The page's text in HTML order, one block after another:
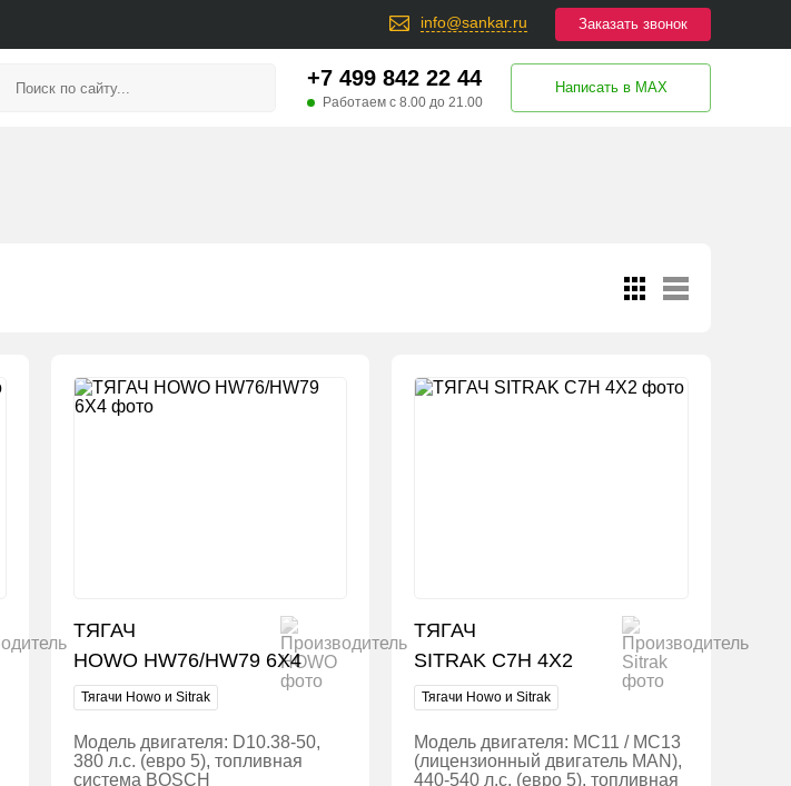
info@sankar.ru Заказать звонок
+7 499 842 22 44
Работаем с 8.00 до 21.00
Написать в MAX
ТЯГАЧ
HOWO HW76/HW79 6X4
Тягачи Howo и Sitrak
Модель двигателя: D10.38-50,
380 л.с. (евро 5), топливная
система BOSCH
ТЯГАЧ
SITRAK C7H 4X2
Тягачи Howo и Sitrak
Модель двигателя: MC11 / MC13
(лицензионный двигатель MAN),
440-540 л.с. (евро 5), топливная